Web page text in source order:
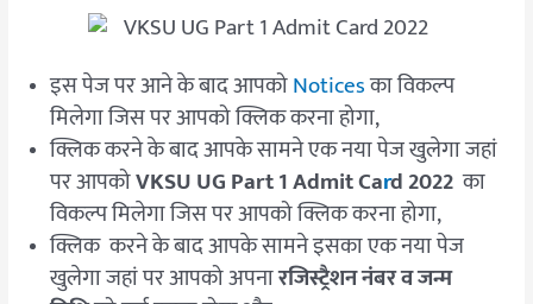
इस पेज पर आने के बाद आपकोNoticesका विकल्प
मिलेगा जिस पर आपको क्लिक करना होगा,
क्लिक करने के बाद आपके सामने एक नया पेज खुलेगा जहां
पर आपकोVKSU UG Part 1 Admit Card 2022 का
विकल्प मिलेगा जिस पर आपको क्लिक करना होगा,
क्लिक करने के बाद आपके सामने इसका एक नया पेज
खुलेगा जहां पर आपको अपनारजिस्ट्रैशन नंबर व जन्म